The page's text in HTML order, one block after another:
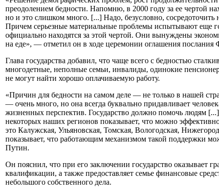
преодолением бедности. Напомню, в 2000 году за ее чертой
но и это слишком много. [...] Надо, безусловно,
Причем серьезные материальные проблемы испытывают еще
официально находятся за этой чертой. Они вынуждены
на еде», — отметил он в ходе церемонии оглашения послания
Глава государства добавил, что чаще всего с бедностью
многодетные, неполные семьи, инвалиды, одинокие
не могут найти хорошо оплачиваемую работу.
«Причин для бедности на самом деле — не только в нашей
— очень много, но она всегда буквально придавливает
жизненных перспектив. Государство должно помочь людям
некоторых наших регионов показывает, что можно
это Калужская, Ульяновская, Томская, Вологодская,
показывает, что работающим механизмом такой поддержки
Путин.
Он пояснил, что при его заключении государство оказывает
квалификации, а также предоставляет семье финансовые
небольшого собственного дела.